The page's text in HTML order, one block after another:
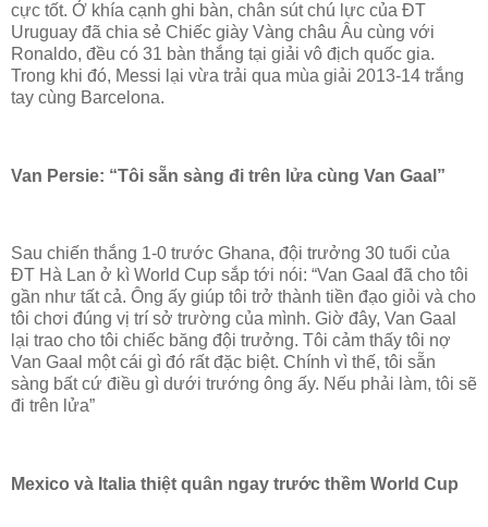
cực tốt. Ở khía cạnh ghi bàn, chân sút chú lực của ĐT
Uruguay đã chia sẻ Chiếc giày Vàng châu Âu cùng với
Ronaldo, đều có 31 bàn thắng tại giải vô địch quốc gia.
Trong khi đó, Messi lại vừa trải qua mùa giải 2013-14 trắng
tay cùng Barcelona.
Van Persie: “Tôi sẵn sàng đi trên lửa cùng Van Gaal”
Sau chiến thắng 1-0 trước Ghana, đội trưởng 30 tuổi của
ĐT Hà Lan ở kì World Cup sắp tới nói: “Van Gaal đã cho tôi
gần như tất cả. Ông ấy giúp tôi trở thành tiền đạo giỏi và cho
tôi chơi đúng vị trí sở trường của mình. Giờ đây, Van Gaal
lại trao cho tôi chiếc băng đội trưởng. Tôi cảm thấy tôi nợ
Van Gaal một cái gì đó rất đặc biệt. Chính vì thế, tôi sẵn
sàng bất cứ điều gì dưới trướng ông ấy. Nếu phải làm, tôi sẽ
đi trên lửa”
Mexico và Italia thiệt quân ngay trước thềm World Cup